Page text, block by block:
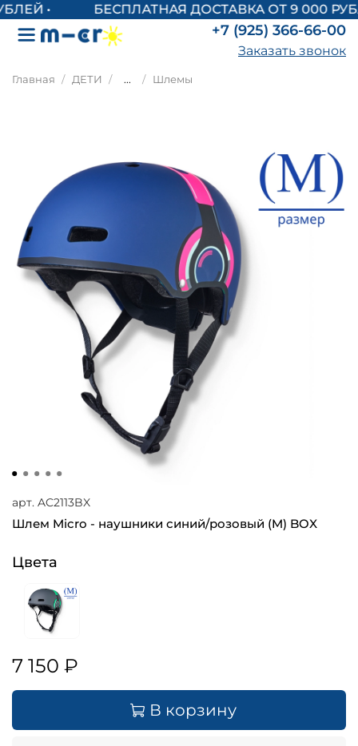
БЕСПЛАТНАЯ ДОСТАВКА ОТ 9 000
+7 (925) 366-66-00
Заказать звонок
Главная ДЕТИ ... Шлемы
арт. AC2113BX
Шлем Micro - наушники синий/розовый (M) BOX
Цвета
7 150 ₽
В корзину